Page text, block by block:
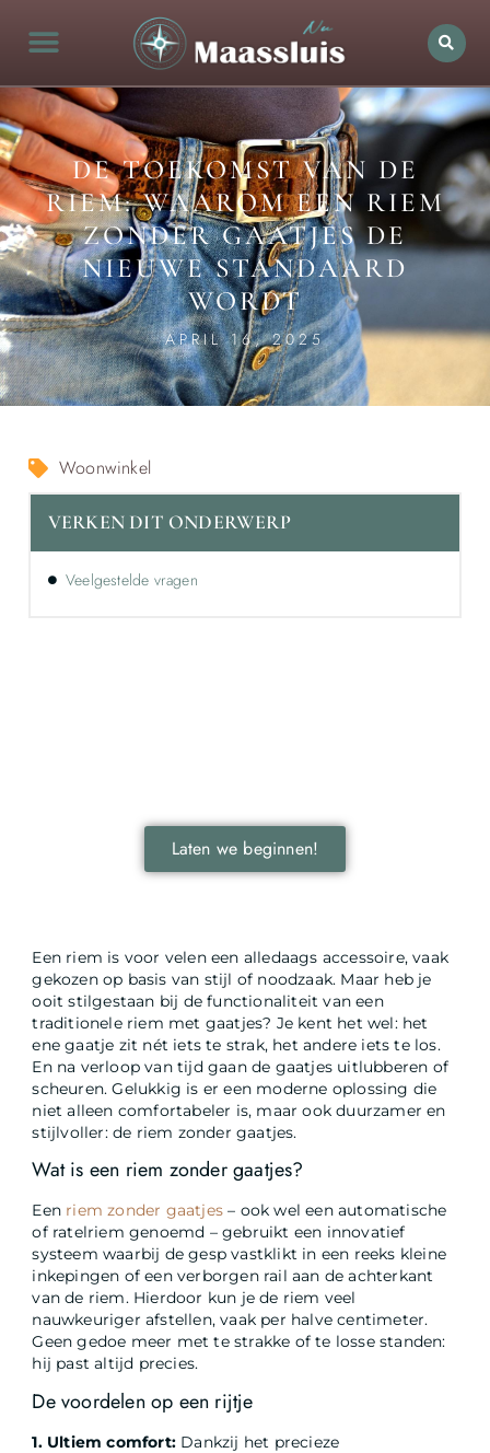
DE TOEKOMST VAN DE
RIEM: WAAROM EEN RIEM
ZONDER GAATJES DE
NIEUWE STANDAARD
WORDT
APRIL 16, 2025
Een riem is voor velen een alledaags accessoire, vaak
gekozen op basis van stijl of noodzaak. Maar heb je
ooit stilgestaan bij de functionaliteit van een
traditionele riem met gaatjes? Je kent het wel: het
ene gaatje zit nét iets te strak, het andere iets te los.
En na verloop van tijd gaan de gaatjes uitlubberen of
scheuren. Gelukkig is er een moderne oplossing die
niet alleen comfortabeler is, maar ook duurzamer en
stijlvoller: de riem zonder gaatjes.
Wat is een riem zonder gaatjes?
Een riem zonder gaatjes – ook wel een automatische
of ratelriem genoemd – gebruikt een innovatief
systeem waarbij de gesp vastklikt in een reeks kleine
inkepingen of een verborgen rail aan de achterkant
van de riem. Hierdoor kun je de riem veel
nauwkeuriger afstellen, vaak per halve centimeter.
Geen gedoe meer met te strakke of te losse standen:
hij past altijd precies.
De voordelen op een rijtje
1. Ultiem comfort: Dankzij het precieze
Woonwinkel
VERKEN DIT ONDERWERP
Veelgestelde vragen
Laten we beginnen!